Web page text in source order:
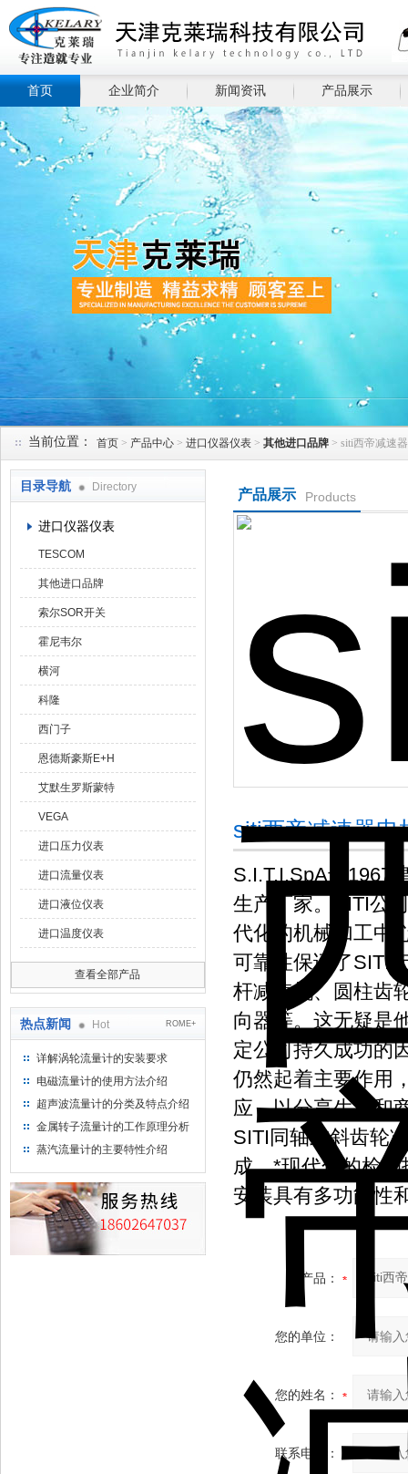
首页 企业简介 新闻资讯 产品展示
当前位置： 首页 > 产品中心 > 进口仪器仪表 > 其他进口品牌 > siti西帝减速
目录导航 Directory
进口仪器仪表
TESCOM
其他进口品牌
索尔SOR开关
霍尼韦尔
横河
科隆
西门子
恩德斯豪斯E+H
艾默生罗斯蒙特
VEGA
进口压力仪表
进口流量仪表
进口液位仪表
进口温度仪表
查看全部产品
热点新闻 Hot ROME+
详解涡轮流量计的安装要求
电磁流量计的使用方法介绍
超声波流量计的分类及特点介绍
金属转子流量计的工作原理分析
蒸汽流量计的主要特性介绍
产品展示 Products
siti西帝减速器电
S.I.T.I.SpA于1967
生产厂家。SITI公
代化的机械加工中
可靠性保证了SITI
杆减速机、圆柱齿
向器等。这无疑是
定公司持久成功的
仍然起着主要作用
应，以分享生产和
SITI同轴式斜齿轮
成，*现代化的检
安装具有多功能性
产品：
您的单位：
您的姓名：
联系电话：